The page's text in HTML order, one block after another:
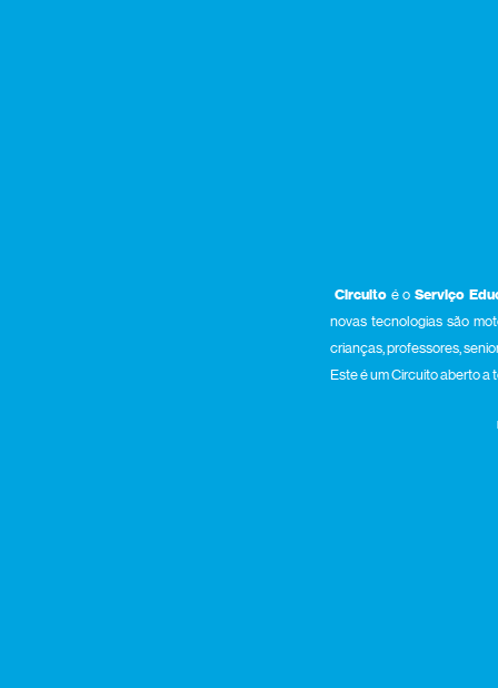
Circuito é oServiço
novas tecnologias são
crianças, professores,
Este é um Circuito aberto